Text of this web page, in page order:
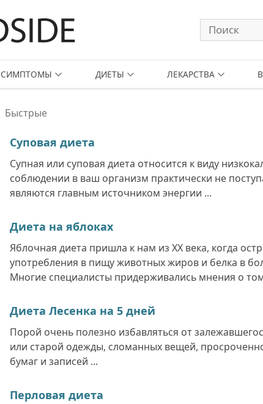
СИМПТОМЫ ДИЕТЫ ЛЕКАРСТВА
Быстрые
Суповая диета
Супная или суповая диета относится к виду
соблюдении в ваш организм практически не
являются главным источником энергии ...
Диета на яблоках
Яблочная диета пришла к нам из XX века, когда
употребления в пищу животных жиров и белка в
Многие специалисты придерживались мнения о
Диета Лесенка на 5 дней
Порой очень полезно избавляться от
или старой одежды, сломанных вещей,
бумаг и записей ...
Перловая диета